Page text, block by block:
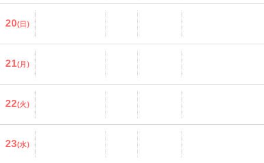
20(日)
21(月)
22(火)
23(水)